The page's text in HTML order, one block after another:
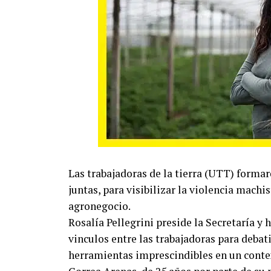
Las trabajadoras de la tierra (UTT)
juntas, para visibilizar la violencia
agronegocio.
Rosalía Pellegrini preside la Secretaría y
vinculos entre las trabajadoras para
herramientas imprescindibles en un